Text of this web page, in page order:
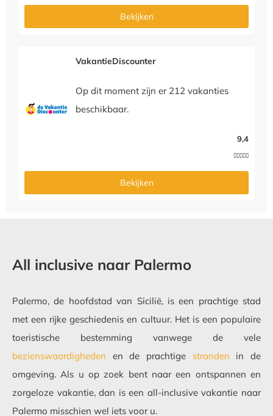
Bekijken
VakantieDiscounter
Op dit moment zijn er 212 vakanties
beschikbaar.
9,4

Bekijken
All inclusive naar Palermo
Palermo, de hoofdstad van Sicilië, is een prachtige stad
met een rijke geschiedenis en cultuur. Het is een populaire
toeristische bestemming vanwege de vele
bezienswaardigheden en de prachtige stranden in de
omgeving. Als u op zoek bent naar een ontspannen en
zorgeloze vakantie, dan is een all-inclusive vakantie naar
Palermo misschien wel iets voor u.